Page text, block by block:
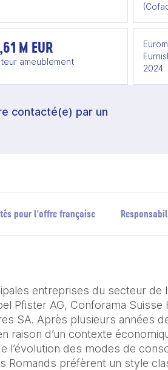
M EUR
ameublement
2024.
contacté(e) par un
pour l'offre française
entreprises du secteur de
Pfister AG, Conforama
SA. Après plusieurs années
raison d’un contexte
l’évolution des modes de
Romands préfèrent un style